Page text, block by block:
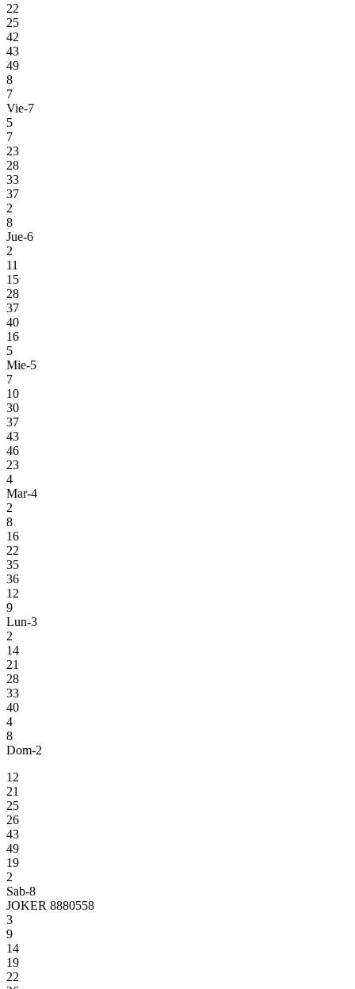
22
25
42
43
49
8
7
Vie-7
5
7
23
28
33
37
2
8
Jue-6
2
11
15
28
37
40
16
5
Mie-5
7
10
30
37
43
46
23
4
Mar-4
2
8
16
22
35
36
12
9
Lun-3
2
14
21
28
33
40
4
8
Dom-2
12
21
25
26
43
49
19
2
Sab-8
JOKER 8880558
3
9
14
19
22